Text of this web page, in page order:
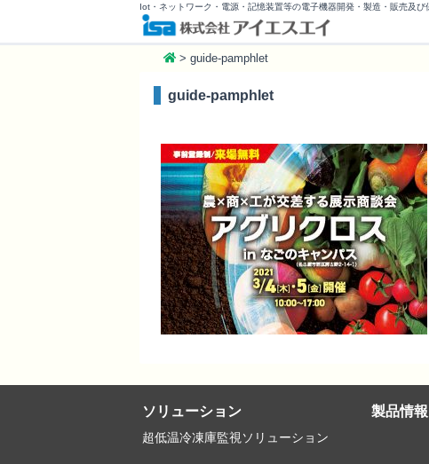
Iot・ネットワーク・電源・記憶装置等の電子機器開発・製造・販売及び
> guide-pamphlet
guide-pamphlet
ソリューション
超低温冷凍庫監視ソリューション
製品情報